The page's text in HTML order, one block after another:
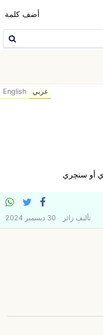
أضف كلمة
أو سنچري
عربي English
تأليف زائر 30 ديسمبر 2024